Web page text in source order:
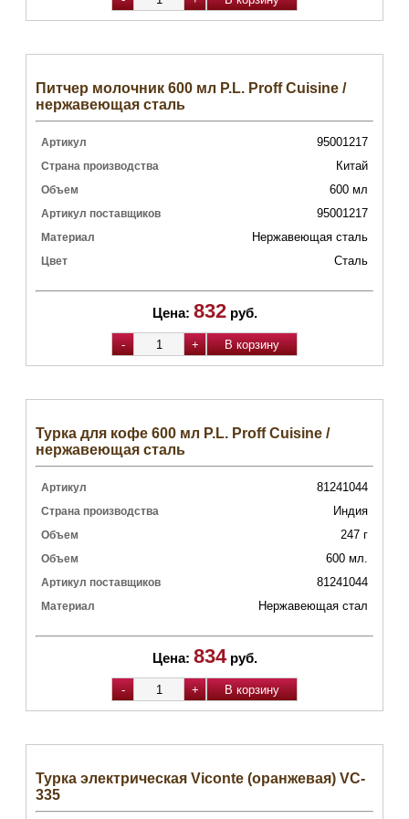
Питчер молочник 600 мл P.L. Proff Cuisine /
нержавеющая сталь
Артикул 95001217
Страна производства Китай
Объем 600 мл
Артикул поставщиков 95001217
Материал Нержавеющая сталь
Цвет Сталь
Цена: 832 руб.
Турка для кофе 600 мл P.L. Proff Cuisine /
нержавеющая сталь
Артикул 81241044
Страна производства Индия
Объем 247 г
Объем 600 мл.
Артикул поставщиков 81241044
Материал Нержавеющая стал
Цена: 834 руб.
Турка электрическая Viconte (оранжевая) VC-
335